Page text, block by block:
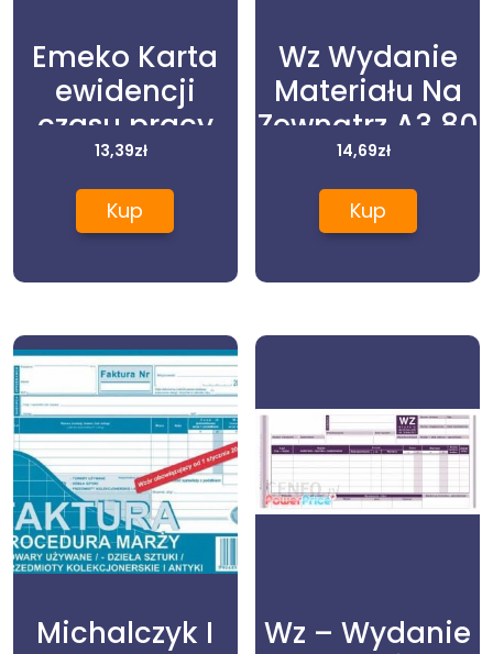
Emeko Karta
ewidencji
czasu pracy
Zo-95 A5 785
DR785
13,39zł
Kup
Wz Wydanie
Materiału Na
Zewnątrz A3 80
Kartek
14,69zł
Kup
Michalczyk I
Wz – Wydanie